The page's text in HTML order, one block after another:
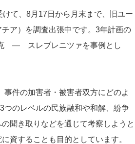
て、8月17日から月末まで、旧ユー
ア）を調査出張中です。3年計画の
克 ― スレブレニツァを事例とし
件の加害者・被害者双方にどのよ
つのレベルの民族融和や和解、紛争
聞き取りなどを通じて考察しようと
資することも目的としています。